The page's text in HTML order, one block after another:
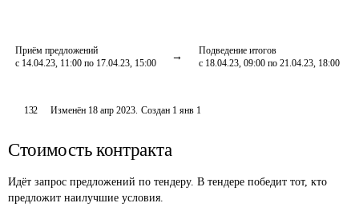
Приём предложений
с 14.04.23, 11:00 по 17.04.23, 15:00
Подведение итогов
с 18.04.23, 09:00 по 21.04.23, 18:00
132 Изменён 18 апр 2023. Создан 1 янв 1
Стоимость контракта
Идёт запрос предложений по тендеру. В тендере победит тот, кто
предложит наилучшие условия.